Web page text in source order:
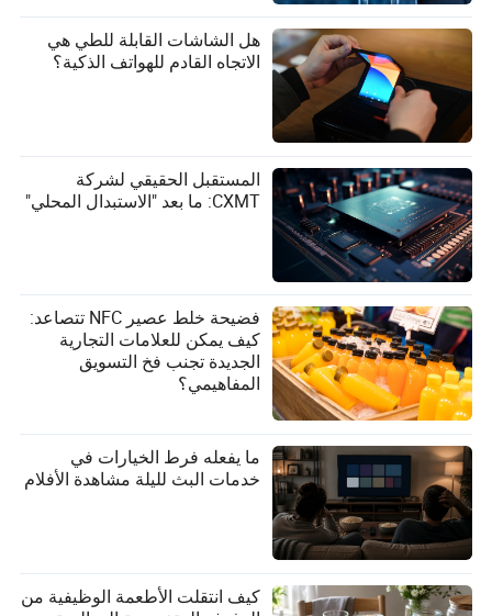
هل الشاشات القابلة للطي هي
الاتجاه القادم للهواتف الذكية؟
المستقبل الحقيقي لشركة
CXMT: ما بعد "الاستبدال المحلي"
فضيحة خلط عصير NFC تتصاعد:
كيف يمكن للعلامات التجارية
الجديدة تجنب فخ التسويق
المفاهيمي؟
ما يفعله فرط الخيارات في
خدمات البث لليلة مشاهدة الأفلام
كيف انتقلت الأطعمة الوظيفية من